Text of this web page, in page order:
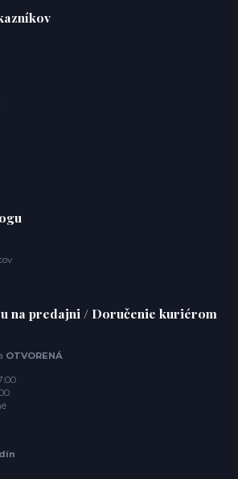
na predajni / Doručenie kuriérom
OTVORENÁ